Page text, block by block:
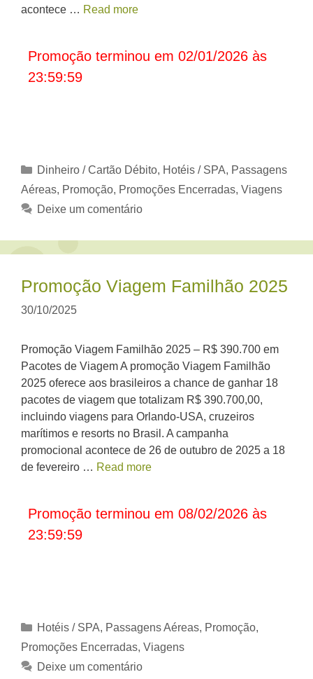
acontece … Read more
Promoção terminou em 02/01/2026 às
23:59:59
Categorias
Dinheiro / Cartão Débito, Hotéis / SPA, Passagens
Aéreas, Promoção, Promoções Encerradas, Viagens
Deixe um comentário
Promoção Viagem Familhão 2025
30/10/2025
Promoção Viagem Familhão 2025 – R$ 390.700 em
Pacotes de Viagem A promoção Viagem Familhão
2025 oferece aos brasileiros a chance de ganhar 18
pacotes de viagem que totalizam R$ 390.700,00,
incluindo viagens para Orlando-USA, cruzeiros
marítimos e resorts no Brasil. A campanha
promocional acontece de 26 de outubro de 2025 a 18
de fevereiro … Read more
Promoção terminou em 08/02/2026 às
23:59:59
Categorias
Hotéis / SPA, Passagens Aéreas, Promoção,
Promoções Encerradas, Viagens
Deixe um comentário